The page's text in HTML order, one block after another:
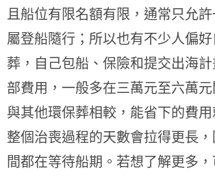
且船位有限名額有限，通常只允
屬登船隨行；所以也有不少人偏
葬，自己包船、保險和提交出海
部費用，一般多在三萬元至六萬
與其他環保葬相較，能省下的費
整個治喪過程的天數會拉得更長
間都在等待船期。若想了解更多